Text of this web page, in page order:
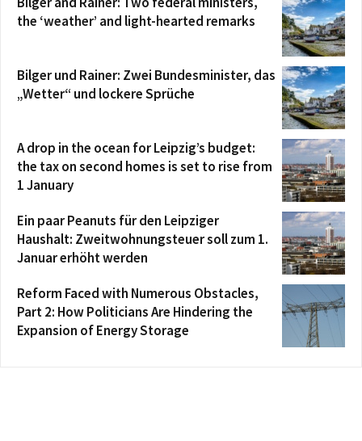
the ‘weather’ and light-hearted remarks
Bilger und Rainer: Zwei Bundesminister, das
„Wetter“ und lockere Sprüche
A drop in the ocean for Leipzig’s budget:
the tax on second homes is set to rise from
1 January
Ein paar Peanuts für den Leipziger
Haushalt: Zweitwohnungsteuer soll zum 1.
Januar erhöht werden
Reform Faced with Numerous Obstacles,
Part 2: How Politicians Are Hindering the
Expansion of Energy Storage